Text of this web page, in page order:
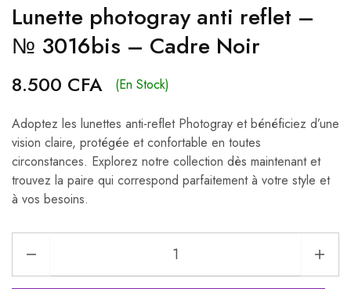
Lunette photogray anti reflet –
№ 3016bis – Cadre Noir
8.500 CFA (En Stock)
Adoptez les lunettes anti-reflet Photogray et bénéficiez d’une
vision claire, protégée et confortable en toutes
circonstances. Explorez notre collection dès maintenant et
trouvez la paire qui correspond parfaitement à votre style et
à vos besoins.